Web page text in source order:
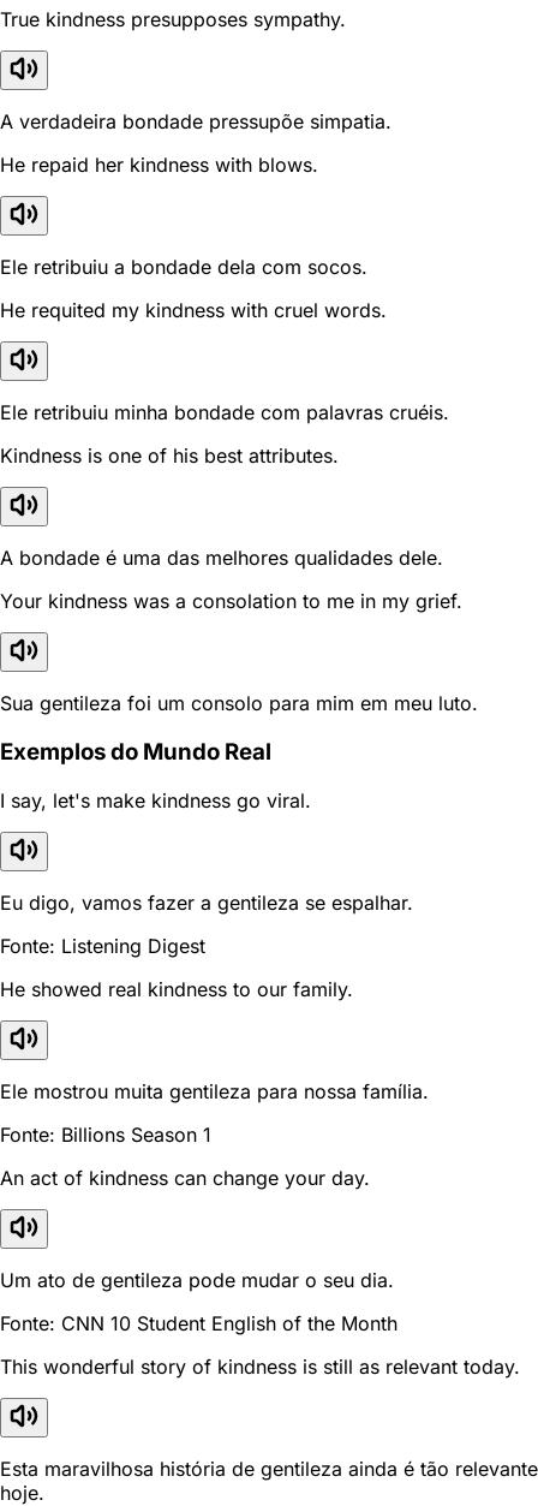
True kindness presupposes sympathy.
A verdadeira bondade pressupõe simpatia.
He repaid her kindness with blows.
Ele retribuiu a bondade dela com socos.
He requited my kindness with cruel words.
Ele retribuiu minha bondade com palavras cruéis.
Kindness is one of his best attributes.
A bondade é uma das melhores qualidades dele.
Your kindness was a consolation to me in my grief.
Sua gentileza foi um consolo para mim em meu luto.
Exemplos do Mundo Real
I say, let's make kindness go viral.
Eu digo, vamos fazer a gentileza se espalhar.
Fonte: Listening Digest
He showed real kindness to our family.
Ele mostrou muita gentileza para nossa família.
Fonte: Billions Season 1
An act of kindness can change your day.
Um ato de gentileza pode mudar o seu dia.
Fonte: CNN 10 Student English of the Month
This wonderful story of kindness is still as relevant today.
Esta maravilhosa história de gentileza ainda é tão relevante
hoje.